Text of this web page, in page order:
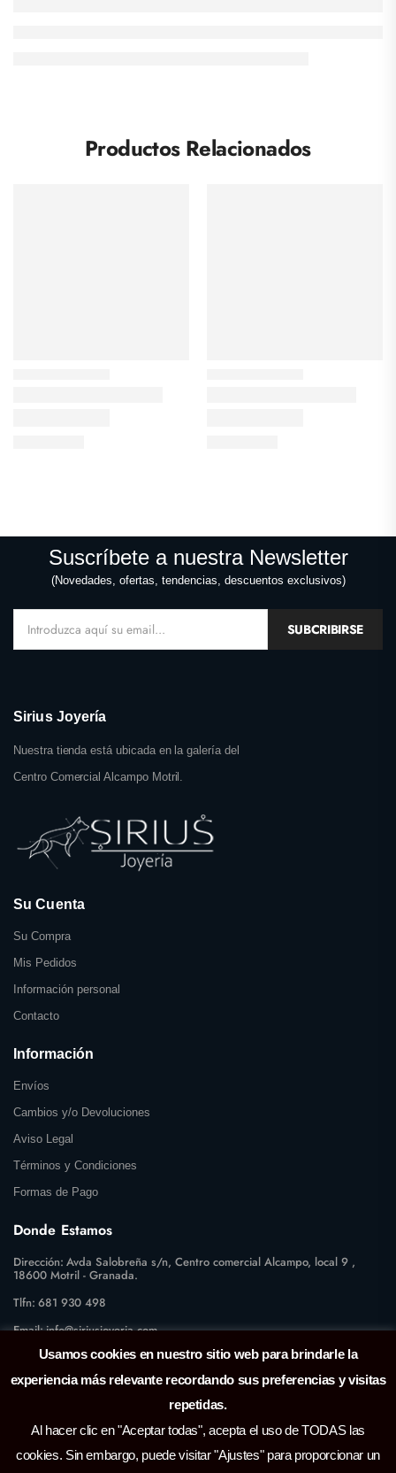
Productos Relacionados
Suscríbete a nuestra Newsletter
(Novedades, ofertas, tendencias, descuentos exclusivos)
SUBCRIBIRSE
Sirius Joyería
Nuestra tienda está ubicada en la galería del
Centro Comercial Alcampo Motril.
Su Cuenta
Su Compra
Mis Pedidos
Información personal
Contacto
Información
Envíos
Cambios y/o Devoluciones
Aviso Legal
Términos y Condiciones
Formas de Pago
Donde Estamos
Tlfn: 681 930 498
Email:info@siriusjoyeria.com
Dirección: Avda Salobreña s/n, Centro comercial Alcampo, local 9 ,
18600 Motril - Granada.
Usamos cookies en nuestro sitio web para brindarle la
experiencia más relevante recordando sus preferencias y visitas
repetidas.
Al hacer clic en "Aceptar todas", acepta el uso de TODAS las
cookies. Sin embargo, puede visitar "Ajustes" para proporcionar un